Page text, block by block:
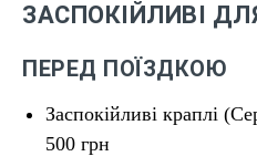
ЗАСПОКІЙЛИВІ
ПЕРЕД ПОЇЗДКОЮ
Заспокійливі краплі
500 грн